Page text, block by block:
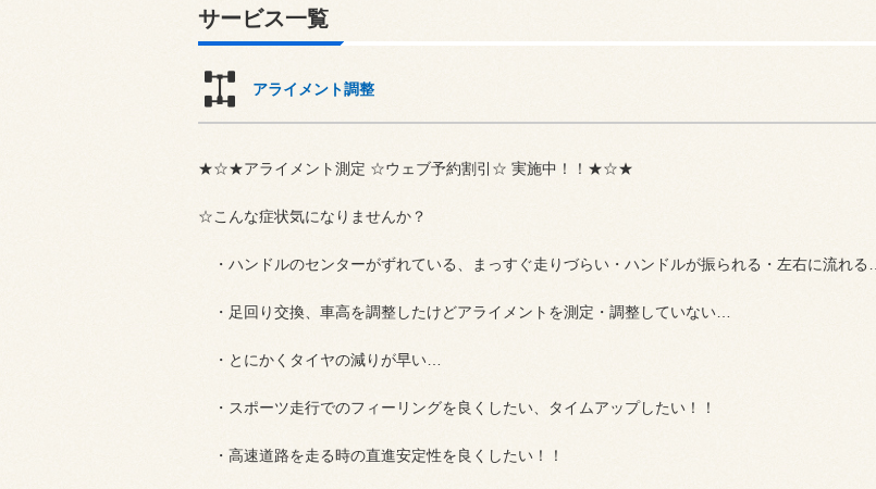
サービス一覧
アライメント調整
★☆★アライメント測定 ☆ウェブ予約割引☆ 実施中！！★☆★
☆こんな症状気になりませんか？
・ハンドルのセンターがずれている、まっすぐ走りづらい・ハンドルが振られる・左右に流れる…
・足回り交換、車高を調整したけどアライメントを測定・調整していない…
・とにかくタイヤの減りが早い…
・スポーツ走行でのフィーリングを良くしたい、タイムアップしたい！！
・高速道路を走る時の直進安定性を良くしたい！！